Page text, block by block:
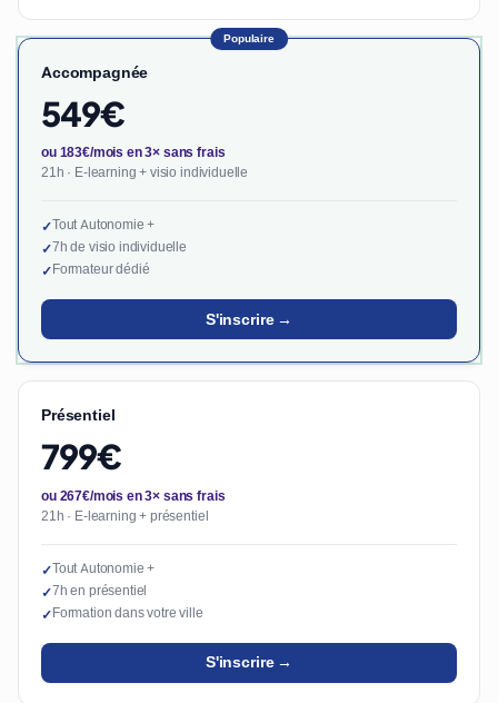
Populaire
Accompagnée
549€
ou 183€/mois en 3× sans frais
21h · E-learning + visio individuelle
✓Tout Autonomie +
✓7h de visio individuelle
✓Formateur dédié
S'inscrire →
Présentiel
799€
ou 267€/mois en 3× sans frais
21h · E-learning + présentiel
✓Tout Autonomie +
✓7h en présentiel
✓Formation dans votre ville
S'inscrire →